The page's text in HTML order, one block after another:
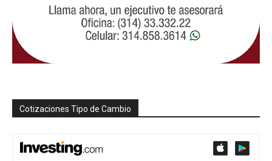
Cotizaciones Tipo de Cambio